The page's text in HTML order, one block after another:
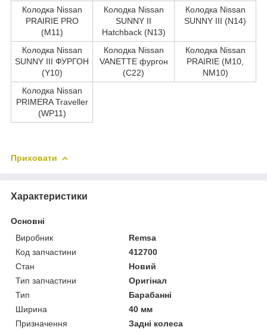
Колодка Nissan
PRAIRIE PRO
(M11)
Колодка Nissan
SUNNY II
Hatchback (N13)
Колодка Nissan
SUNNY III (N14)
Колодка Nissan
SUNNY III ФУРГОН
(Y10)
Колодка Nissan
VANETTE фургон
(C22)
Колодка Nissan
PRAIRIE (M10,
NM10)
Колодка Nissan
PRIMERA Traveller
(WP11)
Приховати
Характеристики
Основні
Виробник
Remsa
Код запчастини
412700
Стан
Новий
Тип запчастини
Оригінал
Тип
Барабанні
Ширина
40 мм
Призначення
Задні колеса